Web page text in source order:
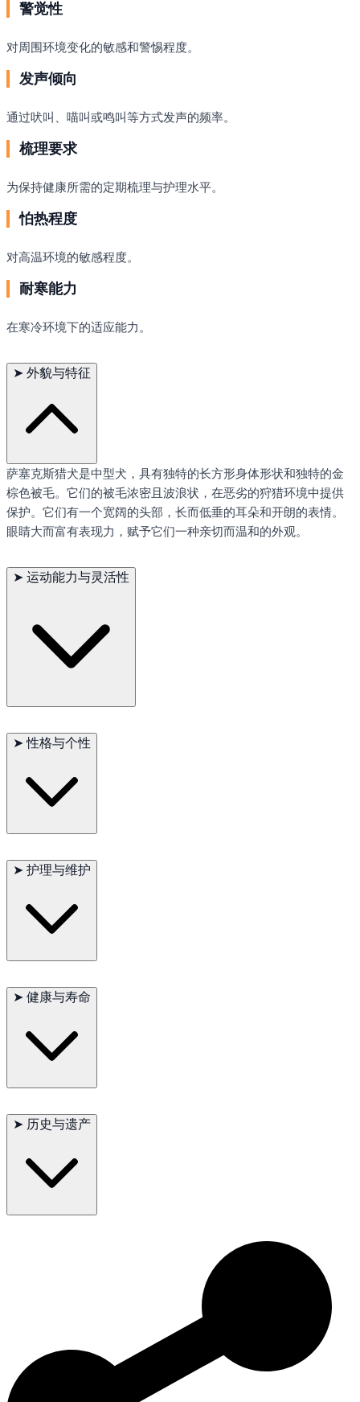
警觉性
对周围环境变化的敏感和警惕程度。
发声倾向
通过吠叫、喵叫或鸣叫等方式发声的频率。
梳理要求
为保持健康所需的定期梳理与护理水平。
怕热程度
对高温环境的敏感程度。
耐寒能力
在寒冷环境下的适应能力。
➤ 外貌与特征
萨塞克斯猎犬是中型犬，具有独特的长方形身体形状和独特的金
棕色被毛。它们的被毛浓密且波浪状，在恶劣的狩猎环境中提供
保护。它们有一个宽阔的头部，长而低垂的耳朵和开朗的表情。
眼睛大而富有表现力，赋予它们一种亲切而温和的外观。
➤ 运动能力与灵活性
健的工作者。它们在需要耐力和敏锐嗅觉的活动中表现出色。定
狩猎和参加田间试验。
➤ 性格与个性
密的联系，非常忠诚和亲切。这种犬种聪明且渴望取悦，因此相
能与其他宠物相处融洽。它们友善且冷静的性格使其成为优秀的
伴侣。
➤ 护理与维护
应刷毛几次。定期的运动对于保持其身体和精神健康非常重要。
健康至关重要。
➤ 健康与寿命
次要问题：耳部感染、眼部问题
建议测试：髋关节、眼睛、心脏
寿命：12–15年
➤ 历史与遗产
心和在密集灌木丛中工作的能力而培育，这些狗在赶出猎物方面
非常宝贵。今天，萨塞克斯猎犬因其狩猎技能、开朗的性格和忠
诚继续受到珍爱，是深受喜爱的家庭宠物和可靠的工作犬。